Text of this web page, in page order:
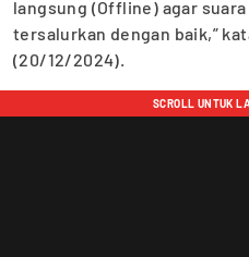
langsung (Offline) agar
tersalurkan dengan baik,”
(20/12/2024).